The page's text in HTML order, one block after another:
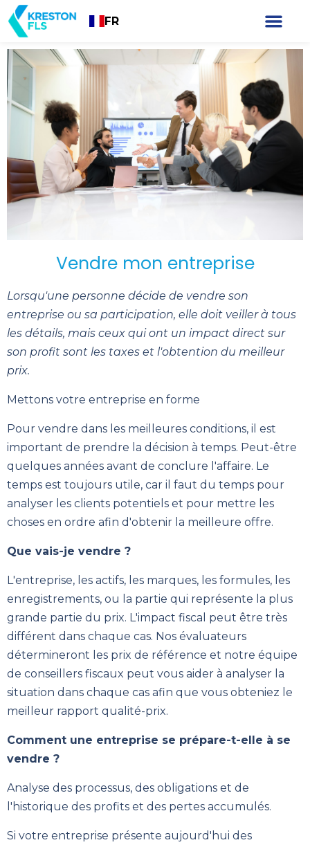
FR
Vendre mon entreprise
Lorsqu'une personne décide de vendre son
entreprise ou sa participation, elle doit veiller à tous
les détails, mais ceux qui ont un impact direct sur
son profit sont les taxes et l'obtention du meilleur
prix.
Mettons votre entreprise en forme
Pour vendre dans les meilleures conditions, il est
important de prendre la décision à temps. Peut-être
quelques années avant de conclure l'affaire. Le
temps est toujours utile, car il faut du temps pour
analyser les clients potentiels et pour mettre les
choses en ordre afin d'obtenir la meilleure offre.
Que vais-je vendre ?
L'entreprise, les actifs, les marques, les formules, les
enregistrements, ou la partie qui représente la plus
grande partie du prix. L'impact fiscal peut être très
différent dans chaque cas. Nos évaluateurs
détermineront les prix de référence et notre équipe
de conseillers fiscaux peut vous aider à analyser la
situation dans chaque cas afin que vous obteniez le
meilleur rapport qualité-prix.
Comment une entreprise se prépare-t-elle à se
vendre ?
Analyse des processus, des obligations et de
l'historique des profits et des pertes accumulés.
Si votre entreprise présente aujourd'hui des